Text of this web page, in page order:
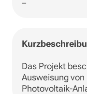
–
Das Projekt
Ausweisung
Photovoltaik-